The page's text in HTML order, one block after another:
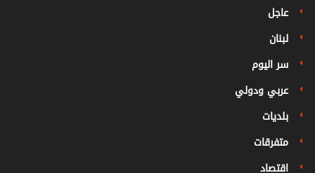
عاجل
لبنان
سر اليوم
عربي ودولي
بلديات
متفرقات
اقتصاد